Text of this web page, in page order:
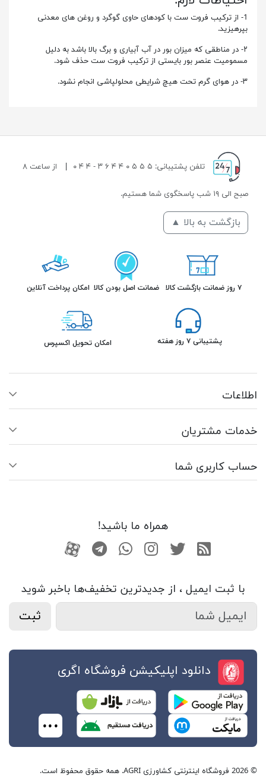
1- از ترکیب فروت ست با کودهای حاوی گوگرد و روغن های معدنی
بپرهیزید.
۲- در مناطقی که میزان بور در آب آبیاری و برگ بالا باشد به دلیل
مسمومیت عنصر بور بایستی از ترکیب فروت ست حذف شود.
۳- در هوای گرم تحت هیچ شرایطی محلولپاشی انجام نشود.
تلفن پشتیبانی: ۵ ۵ ۵ ۰ ۴ ۴ ۶ ۳ - ۴ ۴ ۰ از ساعت ۸
صبح الی ۱۹ شب پاسخگوی شما هستیم.
بازگشت به بالا ▲
۷ روز ضمانت بازگشت کالا ضمانت اصل بودن کالا امکان پرداخت آنلاین
پشتیبانی ۷ روز هفته امکان تحویل اکسپرس
اطلاعات
خدمات مشتریان
حساب کاربری شما
همراه ما باشید!
RSS توییتراینستاگرام
واتساپتلگرامآپارات
با ثبت ایمیل ، از جدید‌ترین تخفیف‌ها با‌خبر شوید
ثبت
دانلود اپلیکیشن فروشگاه اگری
© 2026 فروشگاه اینترنتی کشاورزی AGRI. همه حقوق محفوظ است.